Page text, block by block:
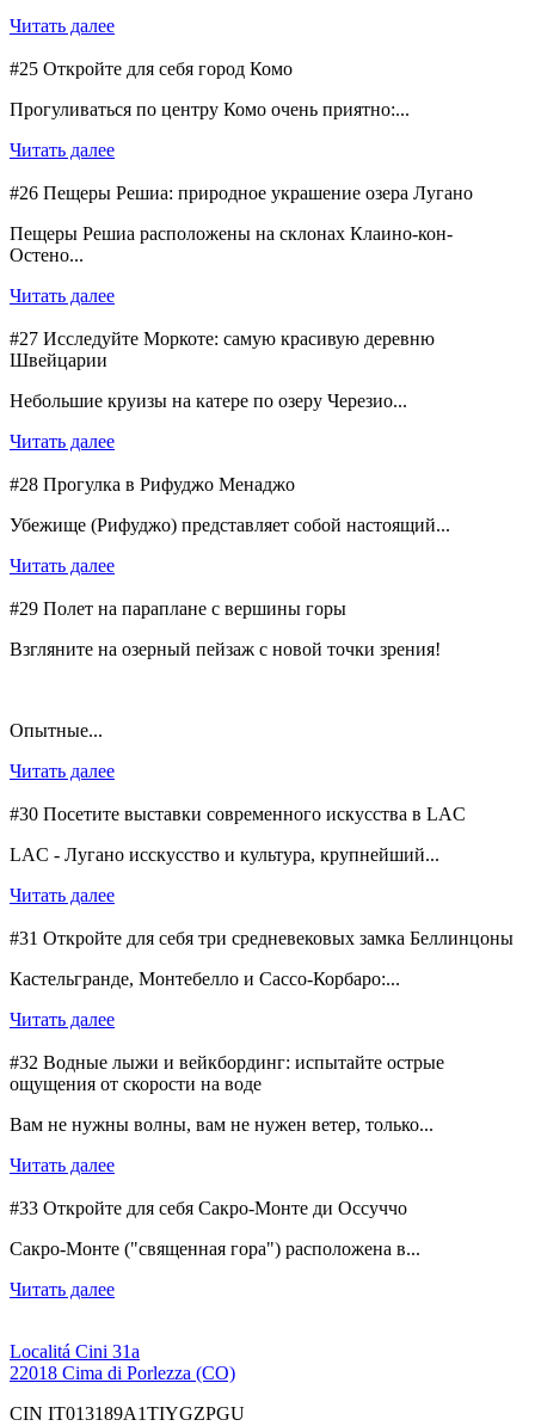
Читать далее
#25 Откройте для себя город Комо
Прогуливаться по центру Комо очень приятно:...
Читать далее
#26 Пещеры Решиа: природное украшение озера Лугано
Пещеры Решиа расположены на склонах Клаино-кон-
Остено...
Читать далее
#27 Исследуйте Моркоте: самую красивую деревню
Швейцарии
Небольшие круизы на катере по озеру Черезио...
Читать далее
#28 Прогулка в Рифуджо Менаджо
Убежище (Рифуджо) представляет собой настоящий...
Читать далее
#29 Полет на параплане с вершины горы
Взгляните на озерный пейзаж с новой точки зрения!
Опытные...
Читать далее
#30 Посетите выставки современного искусства в LAC
LAC - Лугано исскусство и культура, крупнейший...
Читать далее
#31 Откройте для себя три средневековых замка Беллинцоны
Кастельгранде, Монтебелло и Сассо-Корбаро:...
Читать далее
#32 Водные лыжи и вейкбординг: испытайте острые
ощущения от скорости на воде
Вам не нужны волны, вам не нужен ветер, только...
Читать далее
#33 Откройте для себя Сакро-Монте ди Оссуччо
Сакро-Монте ("священная гора") расположена в...
Читать далее
Localitá Cini 31a
22018 Cima di Porlezza (CO)
CIN IT013189A1TIYGZPGU